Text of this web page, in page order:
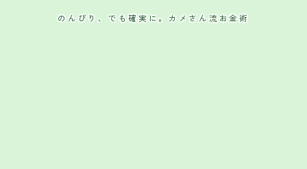
のんびり、でも確実に。カメさん流お金術